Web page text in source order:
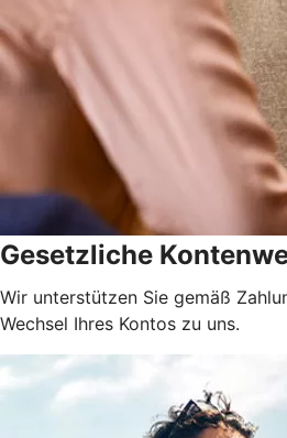
Gesetzliche
Wir unterstützen Sie gemäß
Wechsel Ihres Kontos zu uns.